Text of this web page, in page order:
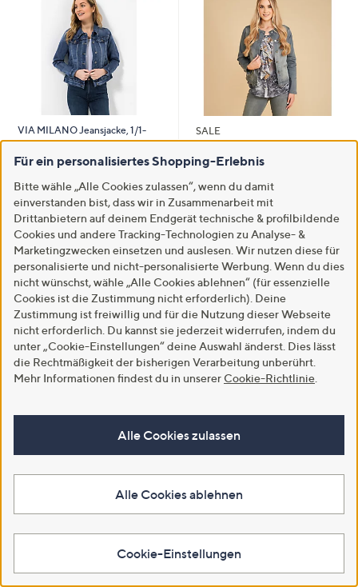
VIA MILANO Jeansjacke, 1/1-
Arm Knopfleiste 2
Eingriffstaschen figurbetont
€ 89,99
3.0
von
5
(3)3
Bewertungen
Weitere Farben verfügbar
In den Warenkorb
SALE
Jeansjacke, 1/1 Arm
Taschen figurumspielend
€ 39,99
2.8
von
5
(5)5
Bewertungen
In den Warenkorb
SALE
STRANDFEIN 7/8 Hose
(62)
B-WARE
B-Ware DINE 'N' DANCE
€ 49,34
Für ein personalisiertes Shopping-Erlebnis
Bitte wähle „Alle Cookies zulassen“, wenn du damit
einverstanden bist, dass wir in Zusammenarbeit mit
Drittanbietern auf deinem Endgerät technische & profilbildende
Cookies und andere Tracking-Technologien zu Analyse- &
Marketingzwecken einsetzen und auslesen. Wir nutzen diese für
personalisierte und nicht-personalisierte Werbung. Wenn du dies
nicht wünschst, wähle „Alle Cookies ablehnen“ (für essenzielle
Cookies ist die Zustimmung nicht erforderlich). Deine
Zustimmung ist freiwillig und für die Nutzung dieser Webseite
nicht erforderlich. Du kannst sie jederzeit widerrufen, indem du
unter „Cookie-Einstellungen“ deine Auswahl änderst. Dies lässt
die Rechtmäßigkeit der bisherigen Verarbeitung unberührt.
Mehr Informationen findest du in unserer Cookie-Richtlinie
Alle Cookies zulassen
Alle Cookies ablehnen
Cookie-Einstellungen